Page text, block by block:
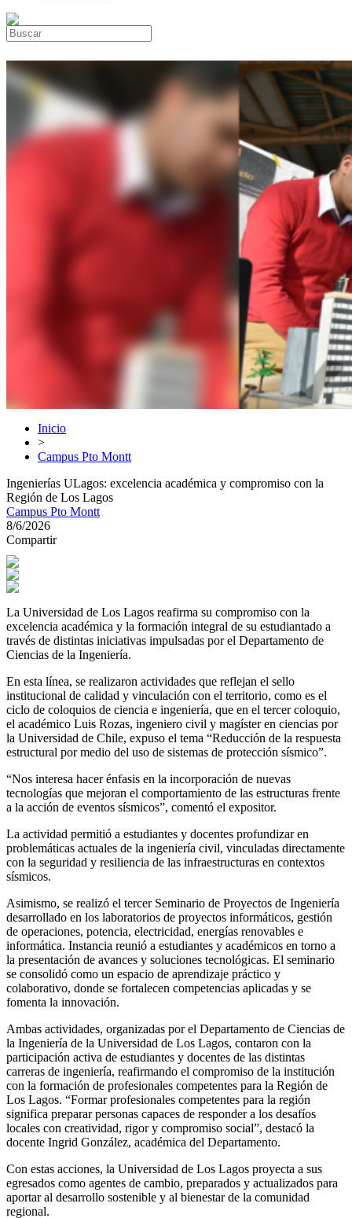
Inicio
>
Campus Pto Montt
Ingenierías ULagos: excelencia académica y compromiso con la
Región de Los Lagos
Campus Pto Montt
8/6/2026
Compartir
La Universidad de Los Lagos reafirma su compromiso con la
excelencia académica y la formación integral de su estudiantado a
través de distintas iniciativas impulsadas por el Departamento de
Ciencias de la Ingeniería.
En esta línea, se realizaron actividades que reflejan el sello
institucional de calidad y vinculación con el territorio, como es el
ciclo de coloquios de ciencia e ingeniería, que en el tercer coloquio,
el académico Luis Rozas, ingeniero civil y magíster en ciencias por
la Universidad de Chile, expuso el tema “Reducción de la respuesta
estructural por medio del uso de sistemas de protección sísmico”.
“Nos interesa hacer énfasis en la incorporación de nuevas
tecnologías que mejoran el comportamiento de las estructuras frente
a la acción de eventos sísmicos”, comentó el expositor.
La actividad permitió a estudiantes y docentes profundizar en
problemáticas actuales de la ingeniería civil, vinculadas directamente
con la seguridad y resiliencia de las infraestructuras en contextos
sísmicos.
Asimismo, se realizó el tercer Seminario de Proyectos de Ingeniería
desarrollado en los laboratorios de proyectos informáticos, gestión
de operaciones, potencia, electricidad, energías renovables e
informática. Instancia reunió a estudiantes y académicos en torno a
la presentación de avances y soluciones tecnológicas. El seminario
se consolidó como un espacio de aprendizaje práctico y
colaborativo, donde se fortalecen competencias aplicadas y se
fomenta la innovación.
Ambas actividades, organizadas por el Departamento de Ciencias de
la Ingeniería de la Universidad de Los Lagos, contaron con la
participación activa de estudiantes y docentes de las distintas
carreras de ingeniería, reafirmando el compromiso de la institución
con la formación de profesionales competentes para la Región de
Los Lagos. “Formar profesionales competentes para la región
significa preparar personas capaces de responder a los desafíos
locales con creatividad, rigor y compromiso social”, destacó la
docente Ingrid González, académica del Departamento.
Con estas acciones, la Universidad de Los Lagos proyecta a sus
egresados como agentes de cambio, preparados y actualizados para
aportar al desarrollo sostenible y al bienestar de la comunidad
regional.